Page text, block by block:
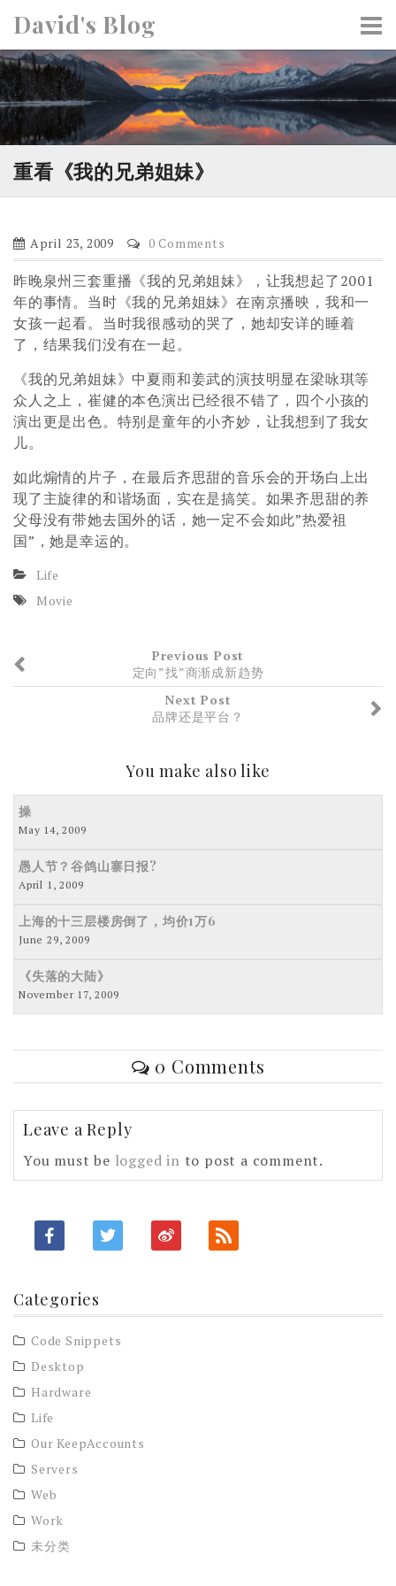
i
p
t
o
c
t
David's Blog
重看《我的兄弟姐妹》
April 23, 2009 0 Comments
昨晚泉州三套重播《我的兄弟姐妹》，让我想起了2001
年的事情。当时《我的兄弟姐妹》在南京播映，我和一
女孩一起看。当时我很感动的哭了，她却安详的睡着
了，结果我们没有在一起。
《我的兄弟姐妹》中夏雨和姜武的演技明显在梁咏琪等
众人之上，崔健的本色演出已经很不错了，四个小孩的
演出更是出色。特别是童年的小齐妙，让我想到了我女
儿。
如此煽情的片子，在最后齐思甜的音乐会的开场白上出
现了主旋律的和谐场面，实在是搞笑。如果齐思甜的养
父母没有带她去国外的话，她一定不会如此”热爱祖
国”，她是幸运的。
Life
Movie
Previous Post
定向”找”商渐成新趋势
Next Post
品牌还是平台？
You make also like
操
May 14, 2009
愚人节？谷鸽山寨日报?
April 1, 2009
上海的十三层楼房倒了，均价1万6
June 29, 2009
《失落的大陆》
November 17, 2009
0 Comments
Leave a Reply
You must be logged in to post a comment.
Categories
Code Snippets
Desktop
Hardware
Life
Our KeepAccounts
Servers
Web
Work
未分类